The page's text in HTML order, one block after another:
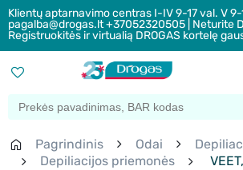
Klientų aptarnavimo centras I-IV 9-17 val. V
pagalba@drogas.lt +37052320505 | Neturite
Registruokitės ir virtualią DROGAS kortelę
Pagrindinis Odai
Depiliacijos priemonės